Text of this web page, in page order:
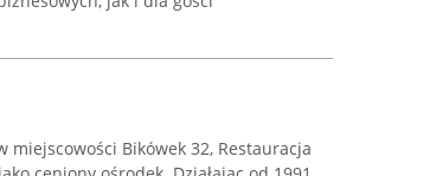
miejscowości Bikówek 32, Restauracja